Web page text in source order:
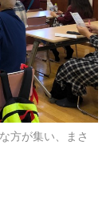
方が集い、まさ